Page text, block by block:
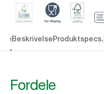
BeskrivelseProduktspecs.
Fordele